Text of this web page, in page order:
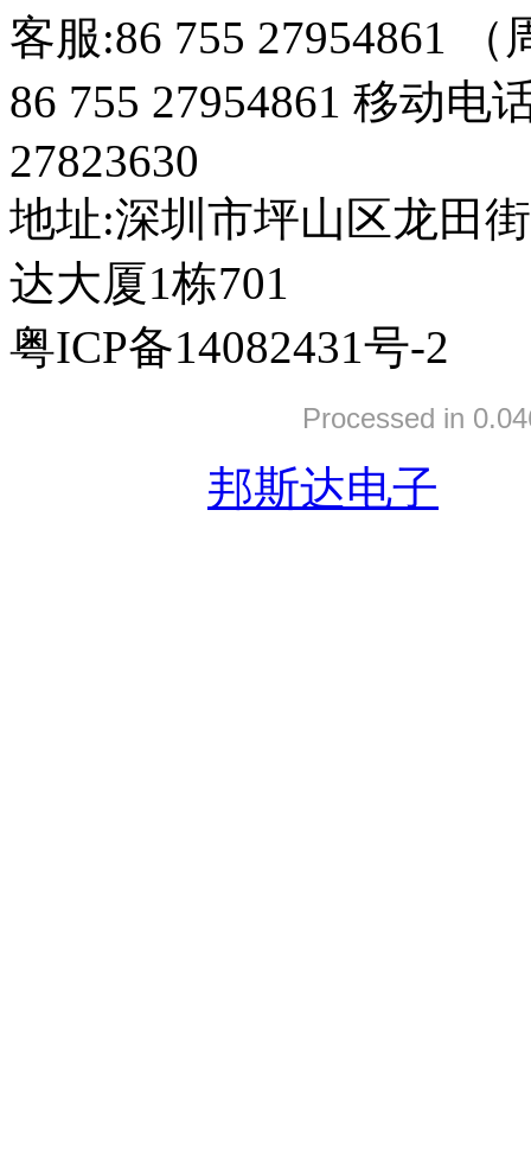
客服:86 755 27954861
86 755 27954861 移动电
27823630
地址:深圳市坪山区龙田
达大厦1栋701
粤ICP备14082431号-2
Processed in
邦斯达电子